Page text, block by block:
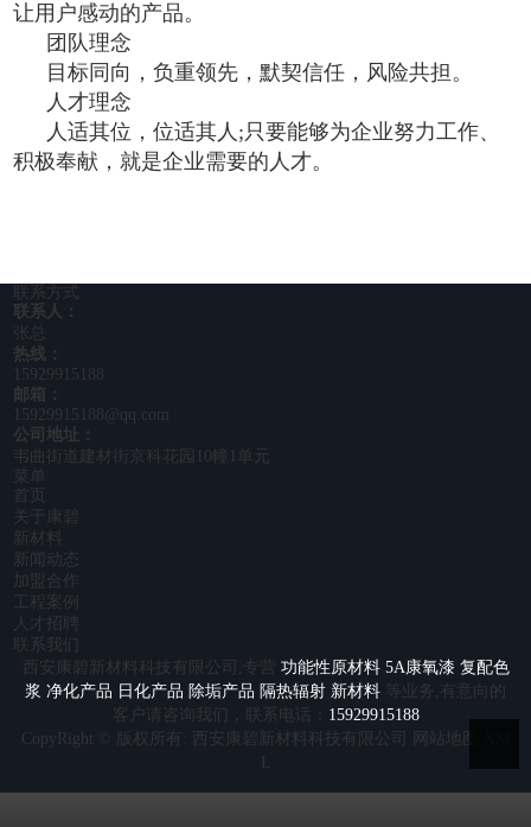
让用户感动的产品。
团队理念
目标同向，负重领先，默契信任，风险共担。
人才理念
人适其位，位适其人;只要能够为企业努力工作、
积极奉献，就是企业需要的人才。
联系方式
联系人：
张总
热线：
15929915188
邮箱：
15929915188@qq.com
公司地址：
韦曲街道建材街京科花园10幢1单元
菜单
首页
关于康碧
新材料
新闻动态
加盟合作
工程案例
人才招聘
联系我们
西安康碧新材料科技有限公司,专营 功能性原材料 5A康氧漆 复配色
浆 净化产品 日化产品 除垢产品 隔热辐射 新材料 等业务,有意向的
客户请咨询我们，联系电话： 15929915188
CopyRight © 版权所有:
西安康碧新材料科技有限公司 网站地图